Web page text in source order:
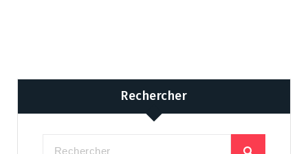
Rechercher